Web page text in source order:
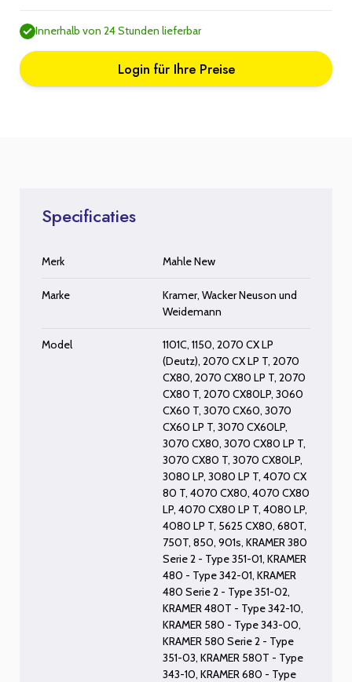
Innerhalb von 24 Stunden lieferbar
Login für Ihre Preise
Specificaties
Merk Mahle New
Marke Kramer,Wacker Neuson und
Weidemann
Model 1101C,1150,2070 CX LP
(Deutz),2070 CX LP T,2070
CX80,2070 CX80 LP T,2070
CX80 T,2070 CX80LP,3060
CX60 T,3070 CX60,3070
CX60 LP T,3070 CX60LP,
3070 CX80,3070 CX80 LP T,
3070 CX80 T,3070 CX80LP,
3080 LP,3080 LP T,4070 CX
80 T,4070 CX80,4070 CX80
LP,4070 CX80 LP T,4080 LP,
4080 LP T, 5625 CX80,680T,
750T,850,901s,KRAMER 380
Serie 2 - Type 351-01,KRAMER
480 - Type 342-01,KRAMER
480 Serie 2 - Type 351-02,
KRAMER 480T - Type 342-10,
KRAMER 580 - Type 343-00,
KRAMER 580 Serie 2 - Type
351-03,KRAMER 580T - Type
343-10,KRAMER 680 - Type